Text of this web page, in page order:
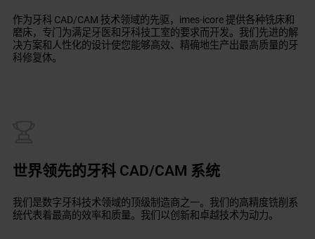
作为牙科 CAD/CAM 技术领域的先驱，imes-icore 提供各种铣床和
磨床，专门为满足牙医和牙科技工室的要求而开发。我们先进的解
决方案和人性化的设计使您能够高效、精确地生产出最高质量的牙
科修复体。
世界领先的牙科 CAD/CAM 系统
我们是数字牙科技术领域的顶级制造商之一。我们的高精度铣削系
统代表着最高的效率和质量。我们以创新和卓越技术为动力。